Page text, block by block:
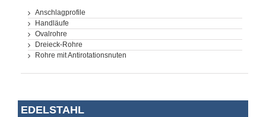
Anschlagprofile
Handläufe
Ovalrohre
Dreieck-Rohre
Rohre mit Antirotationsnuten
EDELSTAHL